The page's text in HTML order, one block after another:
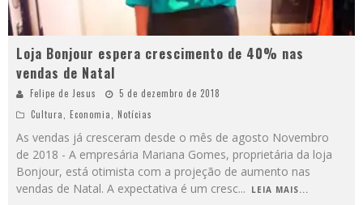
Loja Bonjour espera crescimento de 40% nas
vendas de Natal
Felipe de Jesus
5 de dezembro de 2018
Cultura, Economia, Notícias
As vendas já cresceram desde o mês de agosto Novembro
de 2018 - A empresária Mariana Gomes, proprietária da loja
Bonjour, está otimista com a projeção de aumento nas
vendas de Natal. A expectativa é um cresc... LEIA MAIS...